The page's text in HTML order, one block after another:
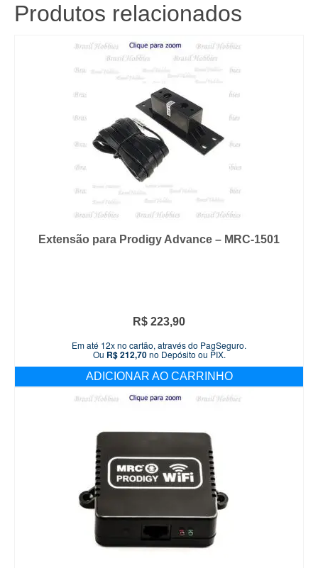
Produtos relacionados
Extensão para Prodigy Advance – MRC-1501
R$ 223,90
Em até 12x no cartão, através do PagSeguro.
Ou R$212,70no Depósito ou PIX.
ADICIONAR AO CARRINHO